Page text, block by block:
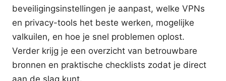
beveiligingsinstellingen je aanpast, welke VPNs
en privacy-tools het beste werken, mogelijke
valkuilen, en hoe je snel problemen oplost.
Verder krijg je een overzicht van betrouwbare
bronnen en praktische checklists zodat je direct
aan de slag kunt.